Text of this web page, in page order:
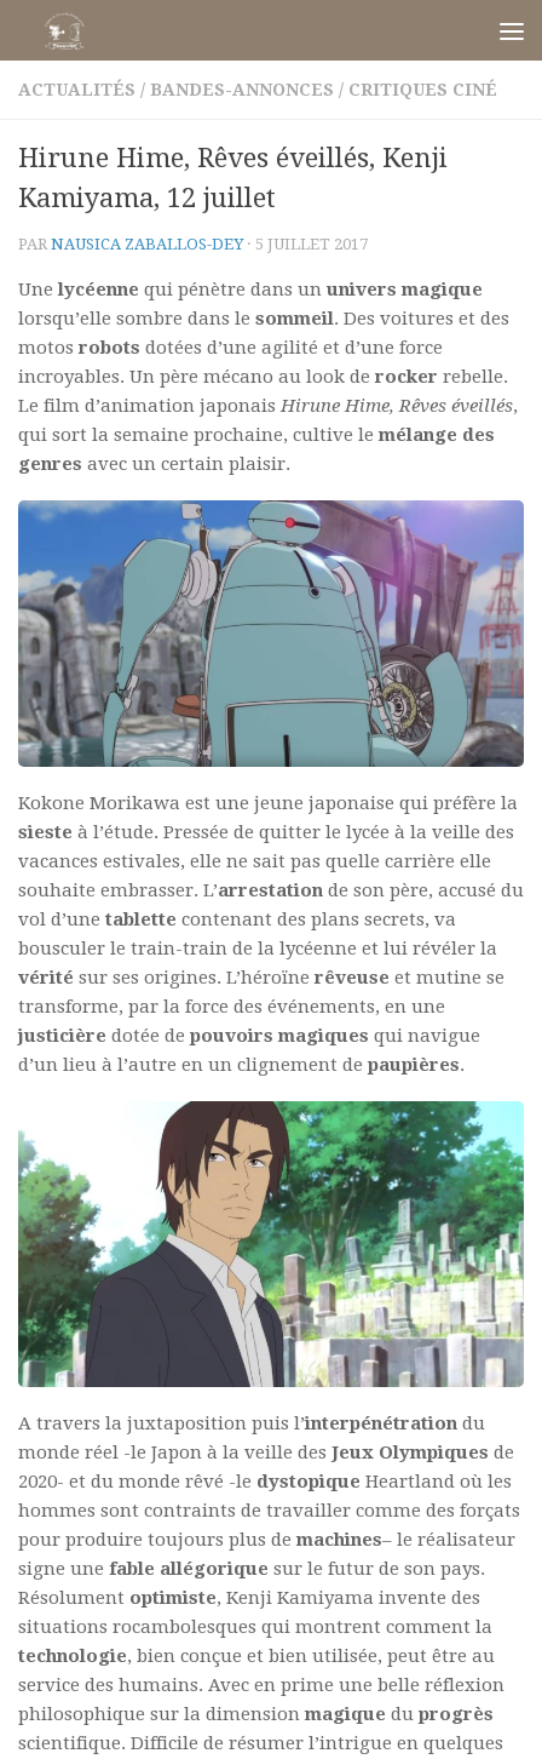
Skip to content
ACTUALITÉS / BANDES-ANNONCES / CRITIQUES CINÉ
Hirune Hime, Rêves éveillés, Kenji
Kamiyama, 12 juillet
PAR NAUSICA ZABALLOS-DEY · 5 JUILLET 2017
Unelycéenne qui pénètre dans un universmagique
lorsqu’elle sombre dans le sommeil. Des voitures et des
motosrobots dotées d’une agilité et d’une force
incroyables. Un père mécano au look derocker rebelle.
Le film d’animation japonaisHirune Hime, Rêves éveillés,
qui sort la semaine prochaine, cultive lemélange des
genres avec un certain plaisir.
Kokone Morikawa est une jeune japonaise qui préfère la
sieste à l’étude. Pressée de quitter le lycée à la veille des
vacances estivales, elle ne sait pas quelle carrière elle
souhaite embrasser. L’arrestation de son père, accusé du
vol d’une tablette contenant des plans secrets, va
bousculer le train-train de la lycéenne et lui révéler la
vérité sur ses origines. L’héroïnerêveuse et mutine se
transforme, par la force des événements, en une
justicière dotée de pouvoirs magiques qui navigue
d’un lieu à l’autre en un clignement de paupières.
A travers la juxtaposition puis l’interpénétration du
monde réel -le Japon à la veille des Jeux Olympiques de
2020- et du monde rêvé -le dystopique Heartland où les
hommes sont contraints de travailler comme des forçats
pour produire toujours plus de machines– le réalisateur
signe une fable allégorique sur le futur de son pays.
Résolument optimiste, Kenji Kamiyama invente des
situations rocambolesques qui montrent comment la
technologie, bien conçue et bien utilisée, peut être au
service des humains. Avec en prime une belle réflexion
philosophique sur la dimension magique du progrès
scientifique. Difficile de résumer l’intrigue en quelques